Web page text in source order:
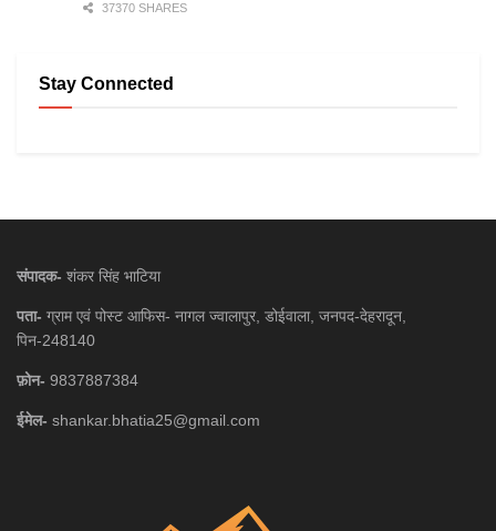
37370 SHARES
Stay Connected
संपादक- शंकर सिंह भाटिया
पता- ग्राम एवं पोस्ट आफिस- नागल ज्वालापुर, डोईवाला, जनपद-देहरादून,
पिन-248140
फ़ोन- 9837887384
ईमेल- shankar.bhatia25@gmail.com